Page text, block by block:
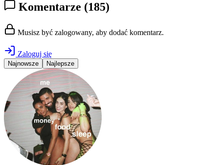
Komentarze (185)
Musisz być zalogowany, aby dodać komentarz.
Zaloguj się
Najnowsze Najlepsze